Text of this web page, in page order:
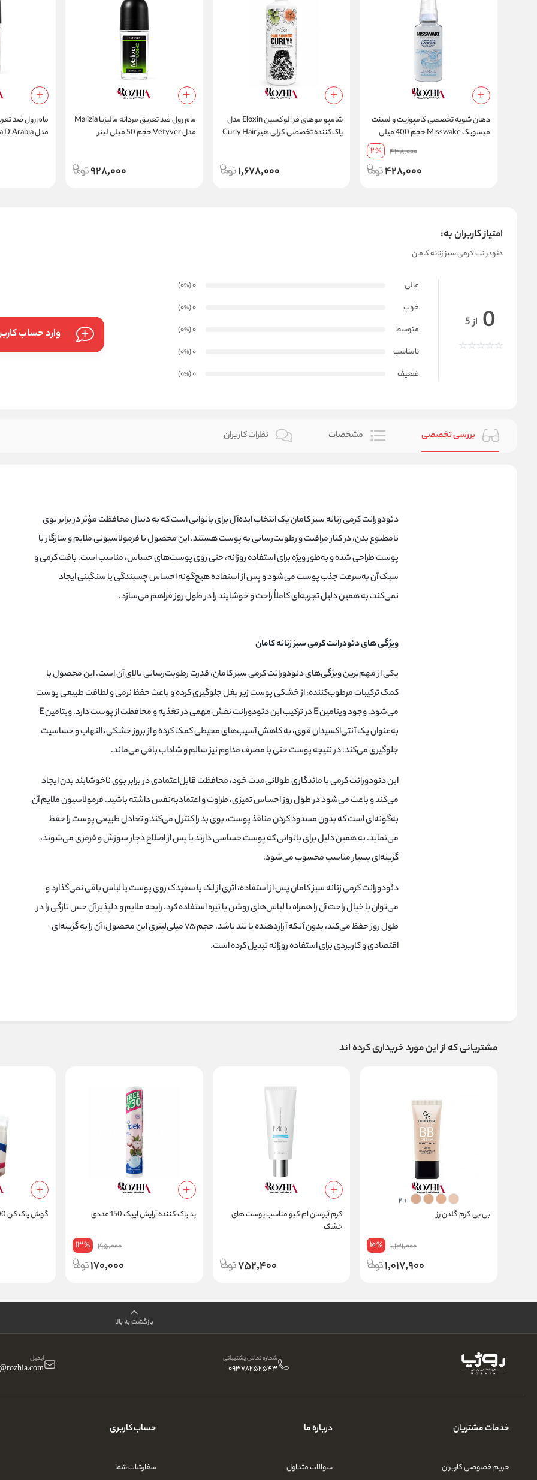
دهان شویه تخصصی کامپوزیت و لمینت
میسویک Misswake حجم 400 میلی
438,000
2%
428,000
شامپو موهای فر الوکسین Eloxin مدل
پاک‌کننده تخصصی کرلی هیر Curly Hair
1,678,000
مام رول ضد تعریق مردانه مالیزیا Malizia
مدل Vetyver حجم 50 میلی لیتر
928,000
امتیاز کاربران به:
دئودرانت کرمی سبز زنانه کامان
0 از 5
عالی 0
(0
%
)
خوب
0
(0
%
)
متوسط
0
(0
%
)
نامناسب
0
(0
%
)
ضعیف
0
(0
%
)
وارد حساب
بررسی تخصصی مشخصات نظرات کاربران
دئودورانت کرمی زنانه سبز کامان یک انتخاب ایده‌آل برای بانوانی است که به دنبال محافظت مؤثر در برابر بوی
نامطبوع بدن، در کنار مراقبت و رطوبت‌رسانی به پوست هستند. این محصول با فرمولاسیونی ملایم و سازگار با
پوست طراحی شده و به‌طور ویژه برای استفاده روزانه، حتی روی پوست‌های حساس، مناسب است. بافت کرمی و
سبک آن به‌سرعت جذب پوست می‌شود و پس از استفاده هیچ‌گونه احساس چسبندگی یا سنگینی ایجاد
نمی‌کند، به همین دلیل تجربه‌ای کاملاً راحت و خوشایند را در طول روز فراهم می‌سازد.
ویژگی های دئودرانت کرمی سبز زنانه کامان
یکی از مهم‌ترین ویژگی‌های دئودورانت کرمی سبز کامان، قدرت رطوبت‌رسانی بالای آن است. این محصول با
کمک ترکیبات مرطوب‌کننده، از خشکی پوست زیر بغل جلوگیری کرده و باعث حفظ نرمی و لطافت طبیعی پوست
می‌شود. وجود ویتامین E در ترکیب این دئودورانت نقش مهمی در تغذیه و محافظت از پوست دارد. ویتامین E
به‌عنوان یک آنتی‌اکسیدان قوی، به کاهش آسیب‌های محیطی کمک کرده و از بروز خشکی، التهاب و حساسیت
جلوگیری می‌کند، در نتیجه پوست حتی با مصرف مداوم نیز سالم و شاداب باقی می‌ماند.
این دئودورانت کرمی با ماندگاری طولانی‌مدت خود، محافظت قابل‌اعتمادی در برابر بوی ناخوشایند بدن ایجاد
می‌کند و باعث می‌شود در طول روز احساس تمیزی، طراوت و اعتمادبه‌نفس داشته باشید. فرمولاسیون ملایم آن
به‌گونه‌ای است که بدون مسدود کردن منافذ پوست، بوی بد را کنترل می‌کند و تعادل طبیعی پوست را حفظ
می‌نماید. به همین دلیل برای بانوانی که پوست حساسی دارند یا پس از اصلاح دچار سوزش و قرمزی می‌شوند،
گزینه‌ای بسیار مناسب محسوب می‌شود.
دئودورانت کرمی زنانه سبز کامان پس از استفاده، اثری از لک یا سفیدک روی پوست یا لباس باقی نمی‌گذارد و
می‌توان با خیال راحت آن را همراه با لباس‌های روشن یا تیره استفاده کرد. رایحه ملایم و دلپذیر آن حس تازگی را در
طول روز حفظ می‌کند، بدون آنکه آزاردهنده یا تند باشد. حجم ۷۵ میلی‌لیتری این محصول، آن را به گزینه‌ای
اقتصادی و کاربردی برای استفاده روزانه تبدیل کرده است.
مشتریانی که از این مورد خریداری کرده اند
+ 2
بی بی کرم گلدن رز
1,131,000
10%
1,017,900
کرم آبرسان ام کیو مناسب پوست های
خشک
752,400
پد پاک کننده آرایش ایپک 150 عددی
195,000
13%
170,000
گوش پاک کن 100 عددی
بازگشت به بالا
شماره تماس پشتیبانی
09378252543
ایمیل
خدمات مشتریان
حریم خصوصی کاربران
درباره ما
سوالات متداول
حساب کاربری
سفارشات شما